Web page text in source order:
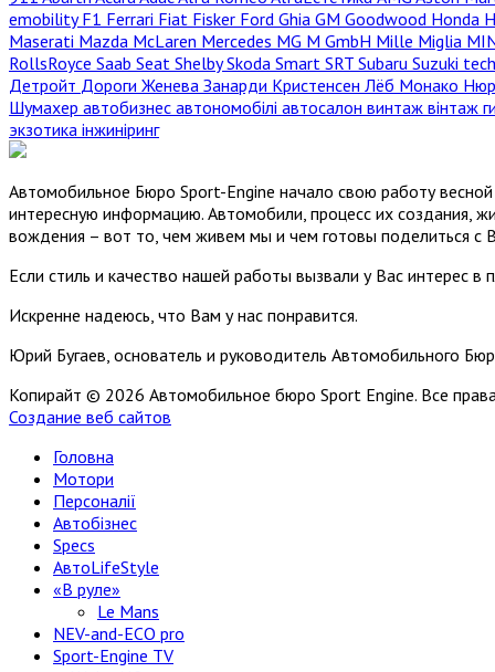
emobilityF1 Ferrari Fiat Fisker Ford Ghia GM Goodwood Honda
Maserati Mazda McLaren Mercedes MG M GmbH Mille Miglia
RollsRoyce Saab Seat ShelbySkoda Smart SRT Subaru Suzuki
Детройт Дороги Женева Занарди Кристенсен Лёб Монако
Шумахер автобизнес автономобілі автосалон винтаж вінтаж
экзотика інжиніринг
Автомобильное Бюро Sport-Engine начало свою работу
интересную информацию. Автомобили, процесс их создания,
вождения – вот то, чем живем мы и чем готовы поделиться с
Если стиль и качество нашей работы вызвали у Вас интерес в
Искренне надеюсь, что Вам у нас понравится.
Юрий Бугаев, основатель и руководитель Автомобильного
Копирайт © 2026 Автомобильное бюро Sport Engine. Все
Создание веб сайтов
Головна
Мотори
Персоналії
Автобізнес
Specs
АвтоLifeStyle
«В руле»
Le Mans
NEV-and-ECO pro
Sport-Engine TV